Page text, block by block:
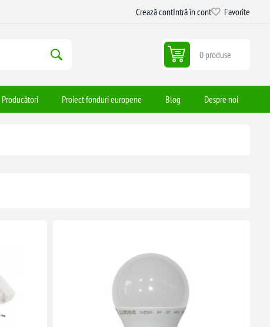
Crează contIntră în cont Favorite
0 produse
Producători Proiect fonduri europene Blog Despre noi